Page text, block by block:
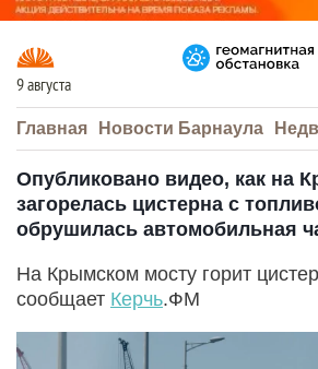
9 августа
Главная Новости Барнаула
Опубликовано видео, как на
загорелась цистерна с
обрушилась автомобильная
На Крымском мосту горит
сообщает Керчь.ФМ